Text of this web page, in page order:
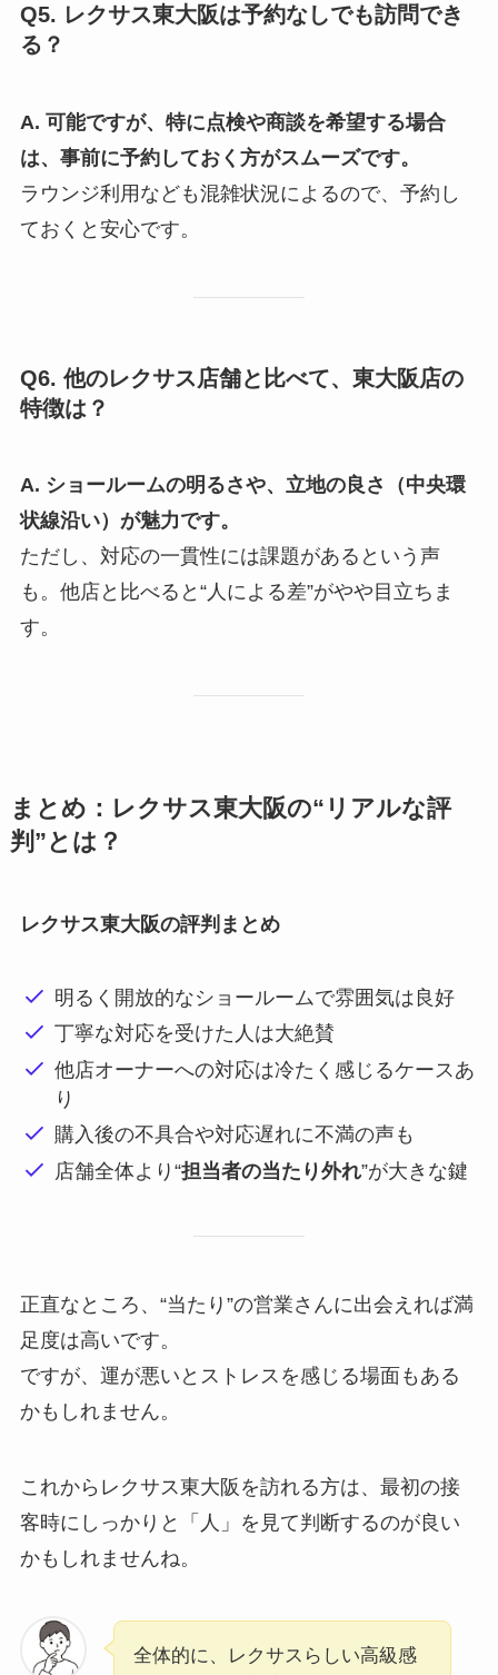
Q5. レクサス東大阪は予約なしでも訪問でき
る？
A. 可能ですが、特に点検や商談を希望する場合
は、事前に予約しておく方がスムーズです。
ラウンジ利用なども混雑状況によるので、予約し
ておくと安心です。
Q6. 他のレクサス店舗と比べて、東大阪店の
特徴は？
A. ショールームの明るさや、立地の良さ（中央環
状線沿い）が魅力です。
ただし、対応の一貫性には課題があるという声
も。他店と比べると“人による差”がやや目立ちま
す。
まとめ：レクサス東大阪の“リアルな評
判”とは？
レクサス東大阪の評判まとめ
明るく開放的なショールームで雰囲気は良好
丁寧な対応を受けた人は大絶賛
他店オーナーへの対応は冷たく感じるケースあ
り
購入後の不具合や対応遅れに不満の声も
店舗全体より“担当者の当たり外れ”が大きな鍵
正直なところ、“当たり”の営業さんに出会えれば満
足度は高いです。
ですが、運が悪いとストレスを感じる場面もある
かもしれません。
これからレクサス東大阪を訪れる方は、最初の接
客時にしっかりと「人」を見て判断するのが良い
かもしれませんね。
全体的に、レクサスらしい高級感